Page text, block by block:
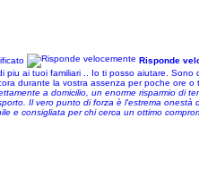
Risponde
ai tuoi familiari .. Io ti posso aiutare.
durante la vostra assenza per poche ore o
a domicilio, un enorme risparmio
Il vero punto di forza è l'estrema
e consigliata per chi cerca un ottimo